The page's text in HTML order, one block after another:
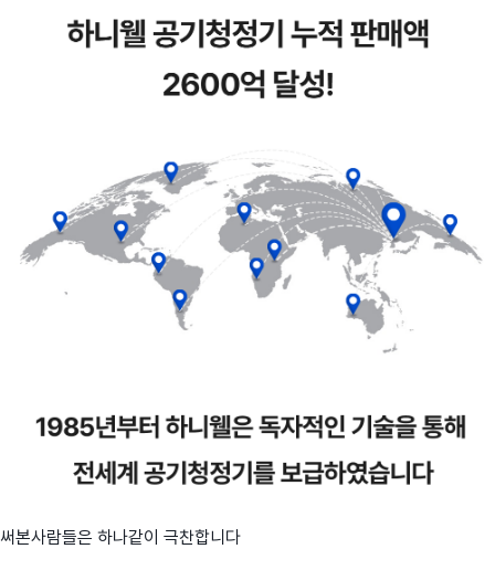
써본사람들은 하나같이 극찬합니다